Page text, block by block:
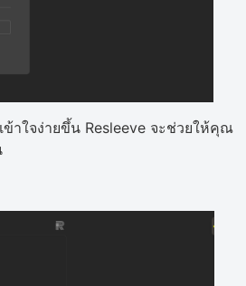
าใจง่ายขึ้น Resleeve จะช่วยให้คุณ